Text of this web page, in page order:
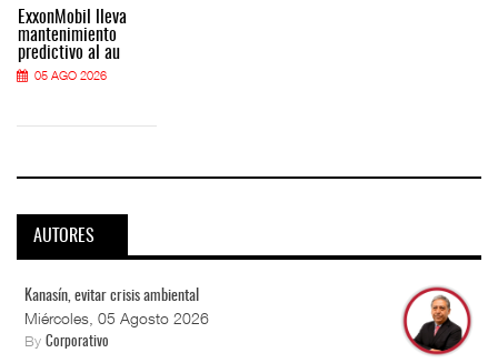
ExxonMobil lleva
mantenimiento
predictivo al au
05 AGO 2026
AUTORES
Kanasín, evitar crisis ambiental
Miércoles, 05 Agosto 2026
By Corporativo